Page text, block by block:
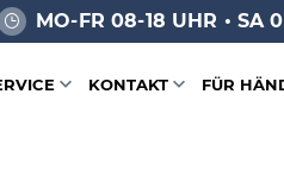
MO-FR 08-18 UHR • SA
KONTAKT FÜR